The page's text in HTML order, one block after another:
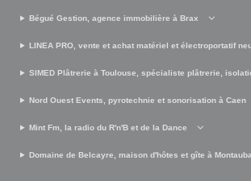
Bégué Gestion, agence immobilière à Brax
LINEA PRO, vente et achat matériel et électroportatif
SIMED Plâtrerie à Toulouse, spécialiste plâtrerie,
Nord Ouest Events, pyrotechnie et sonorisation à Caen
Mint Fm, la radio du R'n'B et de la Dance
Domaine de Belcayre, maison d'hôtes et gîte à